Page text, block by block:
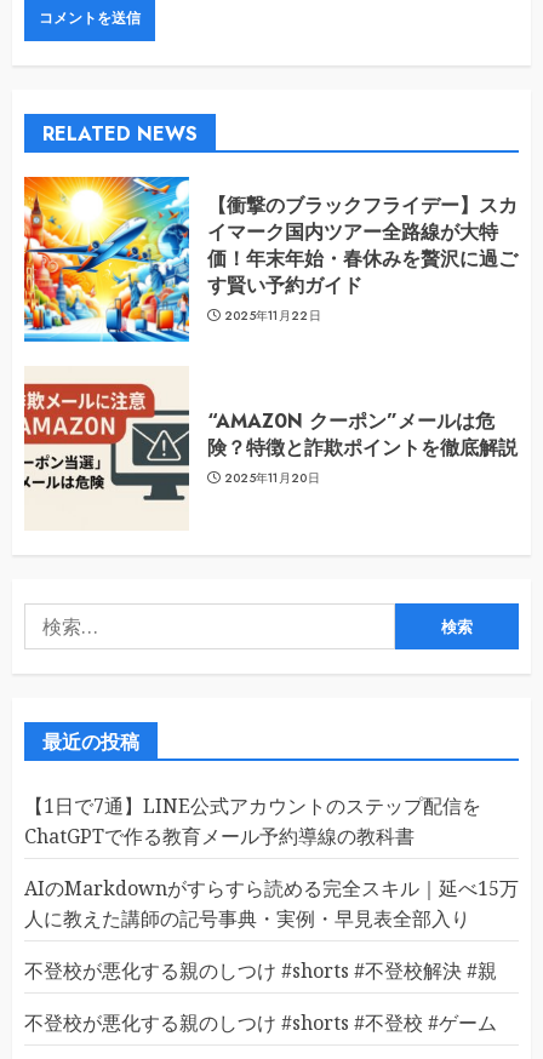
RELATED NEWS
【衝撃のブラックフライデー】スカ
イマーク国内ツアー全路線が大特
価！年末年始・春休みを贅沢に過ご
す賢い予約ガイド
2025年11月22日
“AMAZ0N クーポン”メールは危
険？特徴と詐欺ポイントを徹底解説
2025年11月20日
索:
最近の投稿
【1日で7通】LINE公式アカウントのステップ配信を
ChatGPTで作る教育メール予約導線の教科書
AIのMarkdownがすらすら読める完全スキル｜延べ15万
人に教えた講師の記号事典・実例・早見表全部入り
不登校が悪化する親のしつけ #shorts #不登校解決 #親
不登校が悪化する親のしつけ #shorts #不登校 #ゲーム